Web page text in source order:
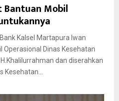
Bantuan Mobil
Kalsel Martapura Iwan
Dinas Kesehatan
dan diserahkan
Kesehatan...